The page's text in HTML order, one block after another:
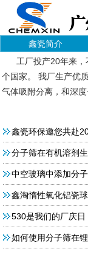
鑫瓷简介
工厂投产20年来，
个国家。 我厂生产优
气体吸附分离，和深
鑫瓷环保邀您共赴
分子筛在有机溶剂
中空玻璃中添加分
鑫淘惰性氧化铝瓷
530是我们的厂庆日
如何使用分子筛在